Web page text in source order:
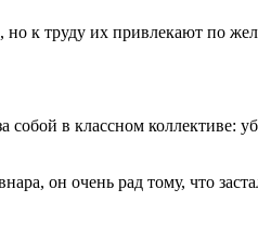
но к труду их привлекают по
в классном коллективе:
он очень рад тому, что